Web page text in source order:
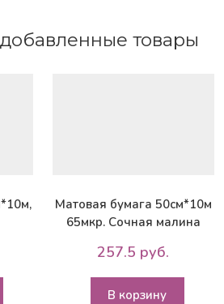
товары
Матовая бумага 50см*10м
65мкр. Сочная малина
257.5 руб.
В корзину